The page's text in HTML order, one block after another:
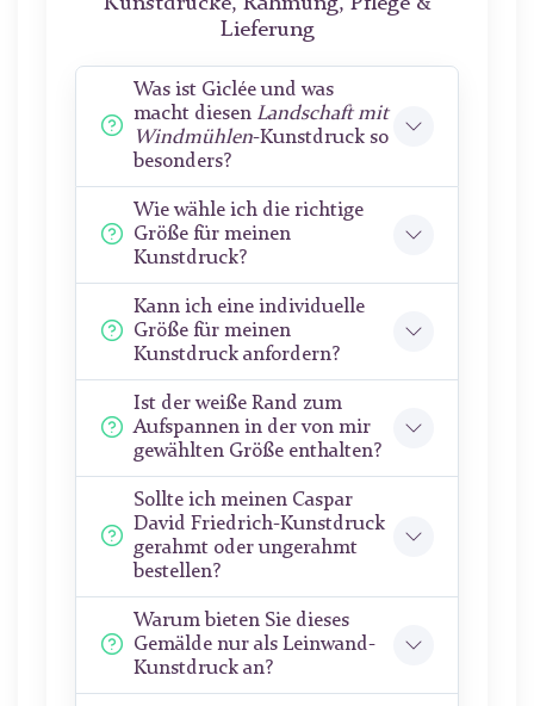
Kunstdrucke, Rahmung, Pflege &
Lieferung
Was ist Giclée und was
macht diesen Landschaft mit
Windmühlen-Kunstdruck so
besonders?
Wie wähle ich die richtige
Größe für meinen
Kunstdruck?
Kann ich eine individuelle
Größe für meinen
Kunstdruck anfordern?
Ist der weiße Rand zum
Aufspannen in der von mir
gewählten Größe enthalten?
Sollte ich meinen Caspar
David Friedrich-Kunstdruck
gerahmt oder ungerahmt
bestellen?
Warum bieten Sie dieses
Gemälde nur als Leinwand-
Kunstdruck an?